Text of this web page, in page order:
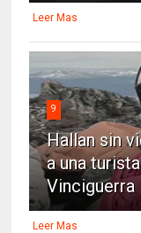
Leer Mas
9
Hallan sin
a una
Vinciguerra
Leer Mas